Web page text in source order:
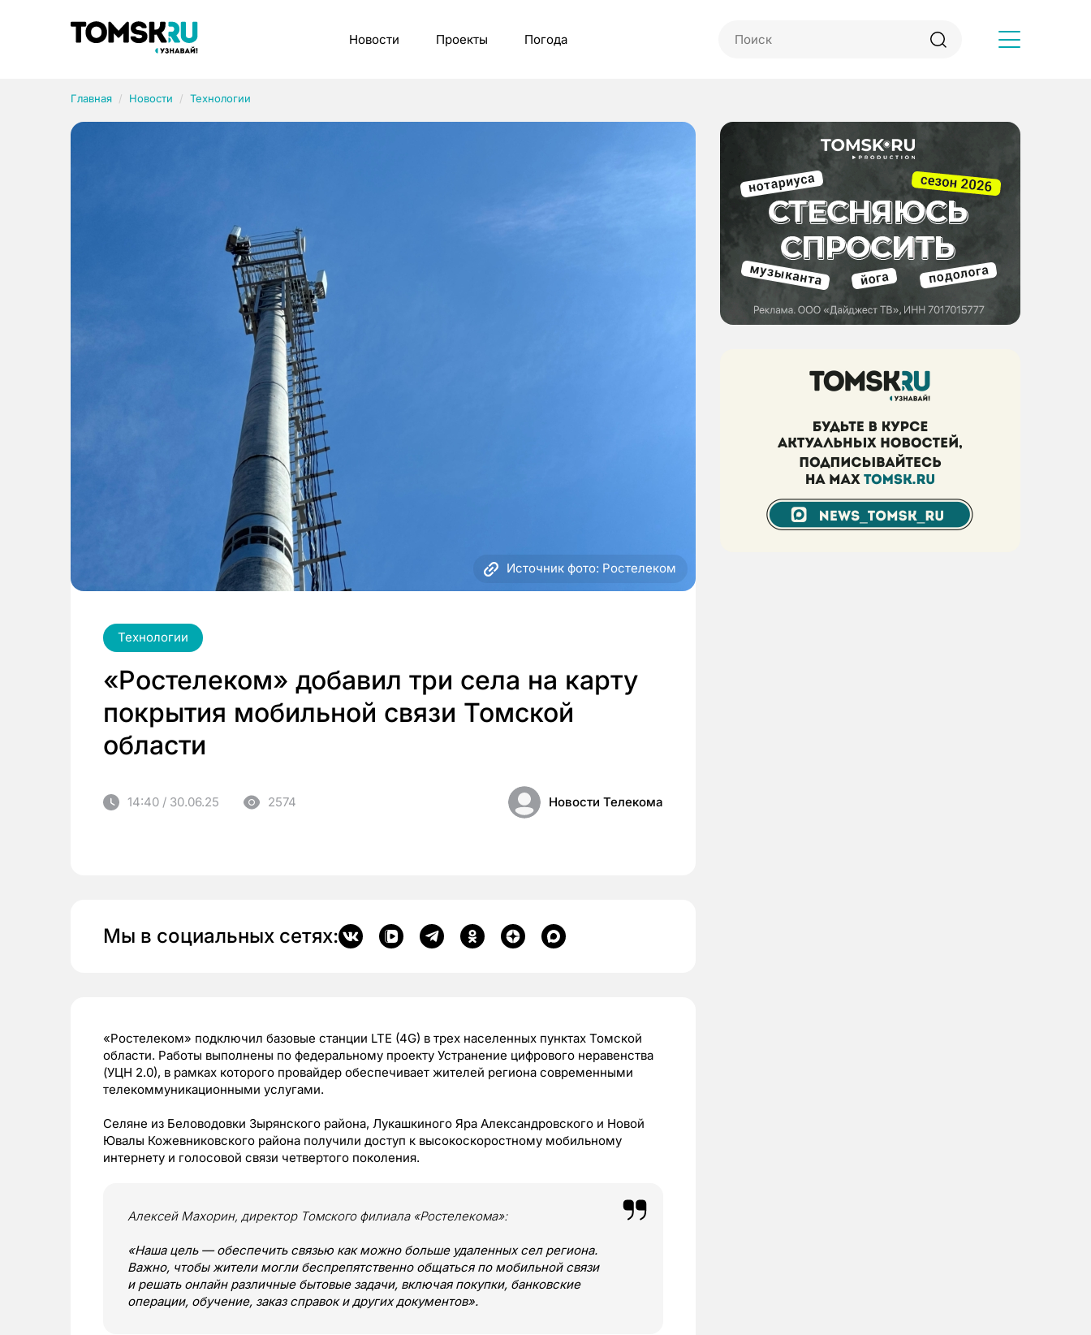
Новости Проекты Погода
Главная Новости Технологии
Источник фото: Ростелеком
Технологии
«Ростелеком» добавил три села на карту
покрытия мобильной связи Томской
области
14:40 / 30.06.25 2574 Новости Телекома
Мы в социальных сетях:
«Ростелеком» подключил базовые станции LTE (4G) в трех населенных пунктах Томской
области. Работы выполнены по федеральному проекту Устранение цифрового неравенства
(УЦН 2.0), в рамках которого провайдер обеспечивает жителей региона современными
телекоммуникационными услугами.
Селяне из Беловодовки Зырянского района, Лукашкиного Яра Александровского и Новой
Ювалы Кожевниковского района получили доступ к высокоскоростному мобильному
интернету и голосовой связи четвертого поколения.
Алексей Махорин, директор Томского филиала «Ростелекома»:
«Наша цель — обеспечить связью как можно больше удаленных сел региона.
Важно, чтобы жители могли беспрепятственно общаться по мобильной связи
и решать онлайн различные бытовые задачи, включая покупки, банковские
операции, обучение, заказ справок и других документов».
Рубрики